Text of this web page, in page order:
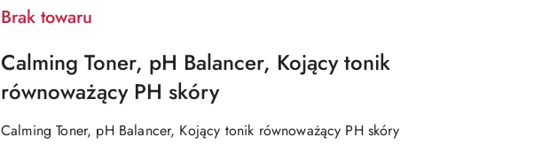
SKIN
Brak towaru
Calming Toner, pH Balancer, Kojący tonik
równoważący PH skóry
Calming Toner, pH Balancer, Kojący tonik równoważący PH skóry